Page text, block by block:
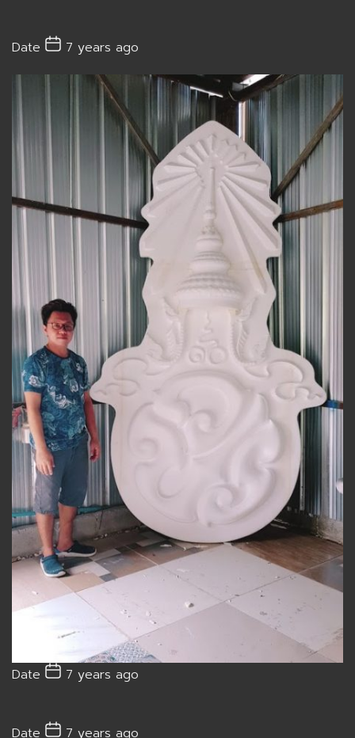
Date 7 years ago
Date 7 years ago
Date 7 years ago